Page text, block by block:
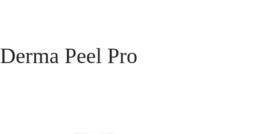
Derma Peel Pro